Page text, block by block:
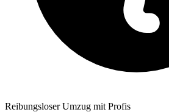
Reibungsloser Umzug mit Profis